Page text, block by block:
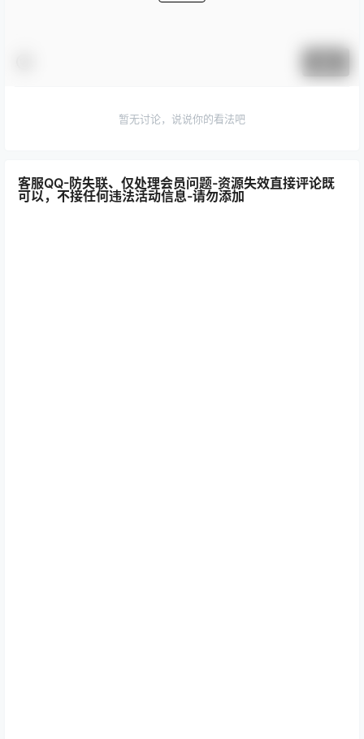
暂无讨论，说说你的看法吧
客服QQ-防失联、仅处理会员问题-资源失效直接评论既
可以，不接任何违法活动信息-请勿添加